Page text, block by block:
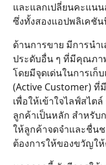
และแลกเปลี่ยนคะแน
ซึ่งทั้งสองแอปพลิเคชั
ด้านการขาย มีการนำ
ประดับอื่น ๆ ที่มีคุณภา
โดยมีจุดเด่นในการเ
(Active Customer) ที่
เพื่อให้เข้าใจไลฟ์สไต
ลูกค้าเป็นหลัก สำหรับ
ให้ลูกค้าจดจำและชื่น
ต้องการให้ของขวัญใ